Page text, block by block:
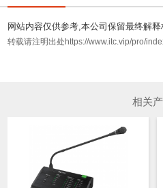
网站内容仅供参考,本公司保留最终解释
转载请注明出处https://www.itc.vip/pro/
相关